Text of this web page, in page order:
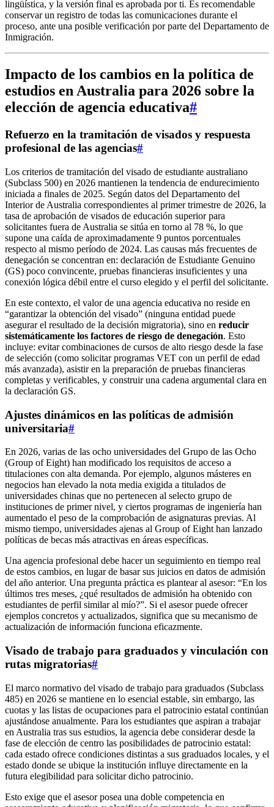
lingüística, y la versión final es aprobada por ti. Es recomendable
conservar un registro de todas las comunicaciones durante el
proceso, ante una posible verificación por parte del Departamento de
Inmigración.
Impacto de los cambios en la política de
estudios en Australia para 2026 sobre la
elección de agencia educativa#
Refuerzo en la tramitación de visados y respuesta
profesional de las agencias#
Los criterios de tramitación del visado de estudiante australiano
(Subclass 500) en 2026 mantienen la tendencia de endurecimiento
iniciada a finales de 2025. Según datos del Departamento del
Interior de Australia correspondientes al primer trimestre de 2026, la
tasa de aprobación de visados de educación superior para
solicitantes fuera de Australia se sitúa en torno al 78 %, lo que
supone una caída de aproximadamente 9 puntos porcentuales
respecto al mismo período de 2024. Las causas más frecuentes de
denegación se concentran en: declaración de Estudiante Genuino
(GS) poco convincente, pruebas financieras insuficientes y una
conexión lógica débil entre el curso elegido y el perfil del solicitante.
En este contexto, el valor de una agencia educativa no reside en
“garantizar la obtención del visado” (ninguna entidad puede
asegurar el resultado de la decisión migratoria), sino en reducir
sistemáticamente los factores de riesgo de denegación. Esto
incluye: evitar combinaciones de cursos de alto riesgo desde la fase
de selección (como solicitar programas VET con un perfil de edad
más avanzada), asistir en la preparación de pruebas financieras
completas y verificables, y construir una cadena argumental clara en
la declaración GS.
Ajustes dinámicos en las políticas de admisión
universitaria#
En 2026, varias de las ocho universidades del Grupo de las Ocho
(Group of Eight) han modificado los requisitos de acceso a
titulaciones con alta demanda. Por ejemplo, algunos másteres en
negocios han elevado la nota media exigida a titulados de
universidades chinas que no pertenecen al selecto grupo de
instituciones de primer nivel, y ciertos programas de ingeniería han
aumentado el peso de la comprobación de asignaturas previas. Al
mismo tiempo, universidades ajenas al Group of Eight han lanzado
políticas de becas más atractivas en áreas específicas.
Una agencia profesional debe hacer un seguimiento en tiempo real
de estos cambios, en lugar de basar sus juicios en datos de admisión
del año anterior. Una pregunta práctica es plantear al asesor: “En los
últimos tres meses, ¿qué resultados de admisión ha obtenido con
estudiantes de perfil similar al mío?”. Si el asesor puede ofrecer
ejemplos concretos y actualizados, significa que su mecanismo de
actualización de información funciona eficazmente.
Visado de trabajo para graduados y vinculación con
rutas migratorias#
El marco normativo del visado de trabajo para graduados (Subclass
485) en 2026 se mantiene en lo esencial estable, sin embargo, las
cuotas y las listas de ocupaciones para el patrocinio estatal continúan
ajustándose anualmente. Para los estudiantes que aspiran a trabajar
en Australia tras sus estudios, la agencia debe considerar desde la
fase de elección de centro las posibilidades de patrocinio estatal:
cada estado ofrece condiciones distintas a sus graduados locales, y el
estado donde se ubique la institución influye directamente en la
futura elegibilidad para solicitar dicho patrocinio.
Esto exige que el asesor posea una doble competencia en